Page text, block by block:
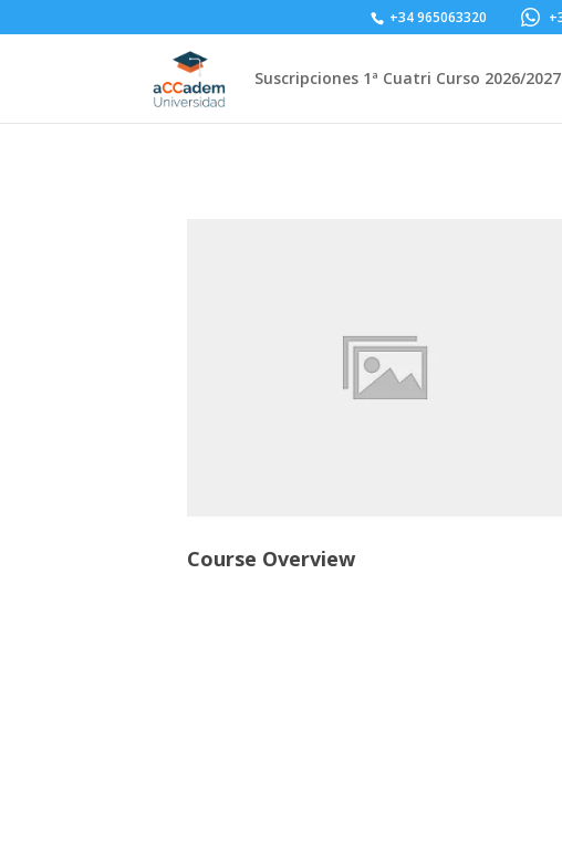
+34 965063320
Suscripciones 1ª Cuatri Curso 2026/2027
Course Overview